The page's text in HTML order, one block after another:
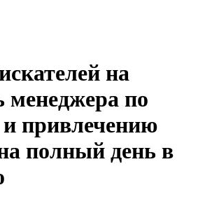
на
менеджера по
привлечению
полный день в